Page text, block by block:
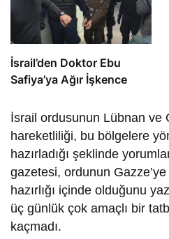
İsrail’den Doktor Ebu
Safiya’ya Ağır İşkence
İsrail ordusunun Lübnan ve
hareketliliği, bu bölgelere
hazırladığı şeklinde
gazetesi, ordunun
hazırlığı içinde olduğunu
üç günlük çok amaçlı bir
kaçmadı.